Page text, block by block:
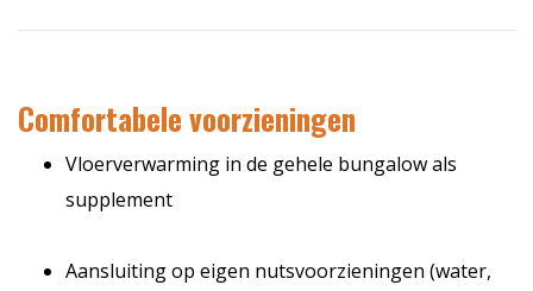
Comfortabele voorzieningen
Vloerverwarming in de gehele bungalow als
supplement
Aansluiting op eigen nutsvoorzieningen (water,